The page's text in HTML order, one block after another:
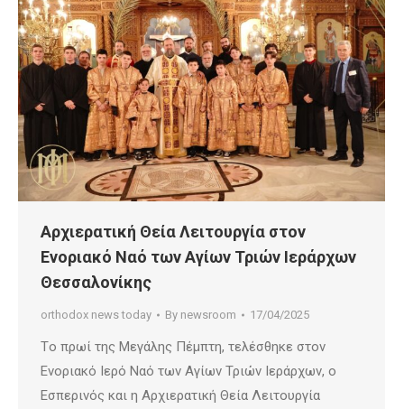
Αρχιερατική Θεία Λειτουργία στον
Ενοριακό Ναό των Aγίων Τριών Ιεράρχων
Θεσσαλονίκης
orthodox news today By newsroom 17/04/2025
Tο πρωί της Μεγάλης Πέμπτη, τελέσθηκε στον
Ενοριακό Ιερό Ναό των Aγίων Τριών Ιεράρχων, ο
Εσπερινός και η Αρχιερατική Θεία Λειτουργία